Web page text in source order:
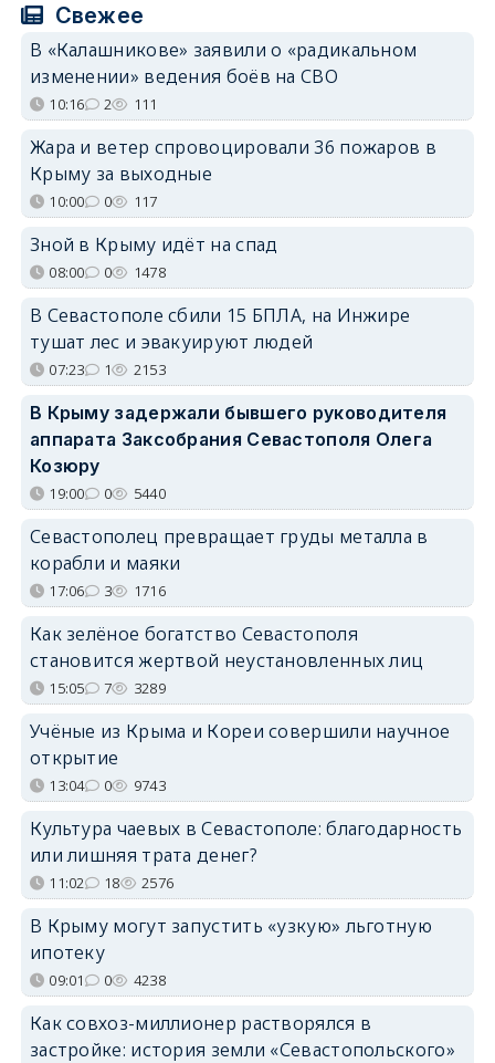
Свежее
В «Калашникове» заявили о «радикальном
изменении» ведения боёв на СВО
10:16 2 111
Жара и ветер спровоцировали 36 пожаров в
Крыму за выходные
10:00 0 117
Зной в Крыму идёт на спад
08:00 0 1478
В Севастополе сбили 15 БПЛА, на Инжире
тушат лес и эвакуируют людей
07:23 1 2153
В Крыму задержали бывшего руководителя
аппарата Заксобрания Севастополя Олега
Козюру
19:00 0 5440
Севастополец превращает груды металла в
корабли и маяки
17:06 3 1716
Как зелёное богатство Севастополя
становится жертвой неустановленных лиц
15:05 7 3289
Учёные из Крыма и Кореи совершили научное
открытие
13:04 0 9743
Культура чаевых в Севастополе: благодарность
или лишняя трата денег?
11:02 18 2576
В Крыму могут запустить «узкую» льготную
ипотеку
09:01 0 4238
Как совхоз-миллионер растворялся в
застройке: история земли «Севастопольского»